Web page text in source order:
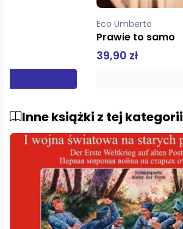
Inne książki z tej kategorii